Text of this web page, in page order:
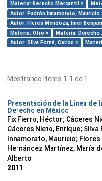
Materia: Derecho Mercantil ×
Autor: Padrón Innamorato, Mauricio
Autor: Flores Mendoza, Imer
Materia: Otro ×
Materia: Derecho
Autor: Silva Forné, Carlos ×
Mostrando ítems 1-1 de 1
Presentación de la Línea de
Derecho en México
Fix Fierro, Héctor; Cáceres
Cáceres Nieto, Enrique; Silva
Innamorato, Mauricio; Flores
Hernández Martínez, María
Alberto
2011